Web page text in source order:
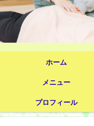
ホーム
メニュー
プロフィール